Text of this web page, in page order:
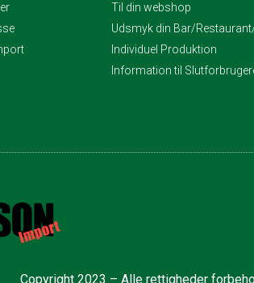
Til din webshop
Udsmyk din Bar/
Individuel Produktion
Information til
Copyright 2023 – Alle rettigheder